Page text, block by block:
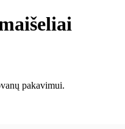
pakavimui.